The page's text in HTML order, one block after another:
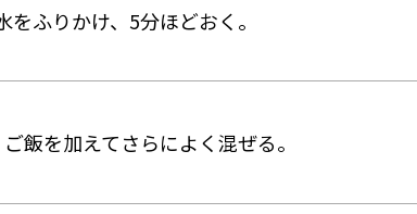
ふりかけ、5分ほどおく。
飯を加えてさらによく混ぜる。